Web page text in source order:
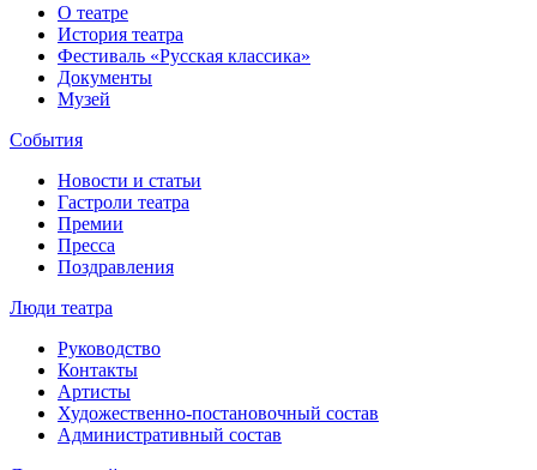
О театре
История театра
Фестиваль «Русская классика»
Документы
Музей
События
Новости и статьи
Гастроли театра
Премии
Пресса
Поздравления
Люди театра
Руководство
Контакты
Артисты
Художественно-постановочный состав
Административный состав